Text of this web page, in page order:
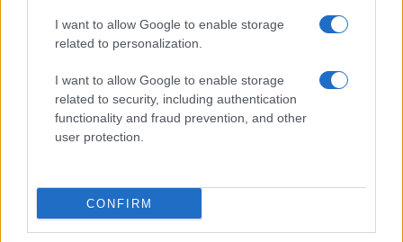
I want to allow Google to enable storage
related to personalization.
I want to allow Google to enable storage
related to security, including authentication
functionality and fraud prevention, and other
user protection.
CONFIRM
SERVIZI PER LE AZIENDE